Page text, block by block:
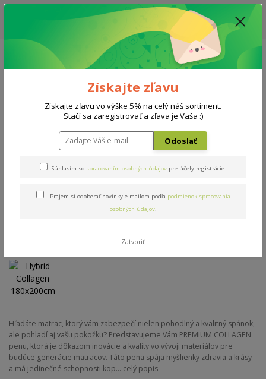
ZĽAVA: VŠETKY VYSTAVENÉ POSTELE ZA 400€ - CENA MATRACU A ROŠTU
PODĽA VÝBERU / DODACIA LEHOTA JE AKTUÁLNE 10-15 PRACOVNÝCH
Menu
0908 777 700 Po-So: 10-18 hod.
0
Matrace Hybrid Collagen 180x200cm
Hybrid Collagen 180x200cm
Novinka
Hľadáte matrac, ktorý vám zabezpečí nielen pohodlný a kvalitný spánok,
ale pohladí aj vašu pokožku? Predstavujeme Vám PREMIUM COLLAGEN
penu, ktorá je dôkazom inovácie a kvality vo vývoji materiálov pre
budúce generácie matracov. Táto pena spája myšlienky zdravia a krásy
a má jedinečné schopnosti kop... celý popis
Získajte zľavu
Získajte zľavu vo výške 5% na celý náš sortiment.
Stačí sa zaregistrovať a zľava je Vaša :)
Odoslať
Súhlasím so spracovaním osobných údajov pre účely registrácie.
Prajem si odoberať novinky e-mailom podľa podmienok spracovania
osobných údajov.
Zatvoriť